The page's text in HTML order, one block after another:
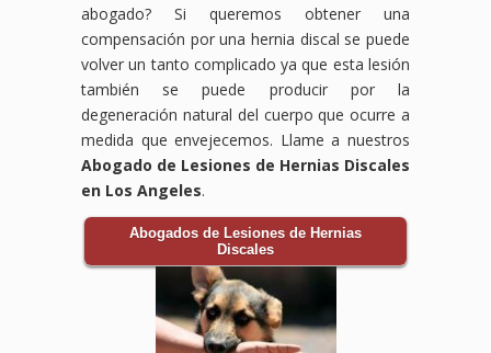
abogado? Si queremos obtener una
compensación por una hernia discal se puede
volver un tanto complicado ya que esta lesión
también se puede producir por la
degeneración natural del cuerpo que ocurre a
medida que envejecemos. Llame a nuestros
Abogado de Lesiones de Hernias Discales
en Los Angeles.
Abogados de Lesiones de Hernias
Discales